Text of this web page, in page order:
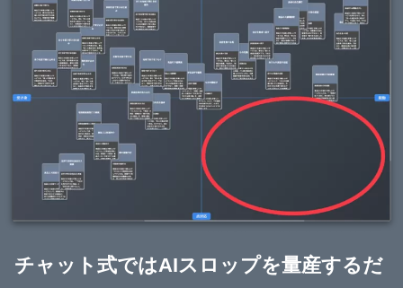
チャット式ではAIスロップを量産するだ